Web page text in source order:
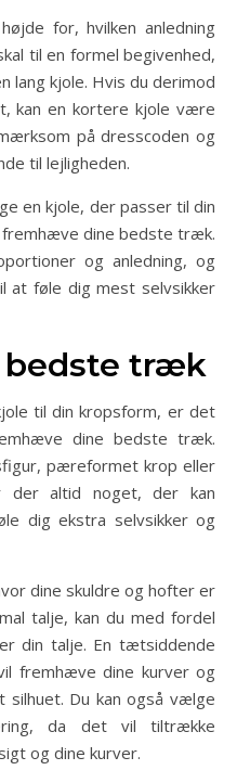
for, hvilken anledning
til en formel begivenhed,
lang kjole. Hvis du derimod
kan en kortere kjole være
på dresscoden og
til lejligheden.
en kjole, der passer til din
dine bedste træk.
og anledning, og
føle dig mest selvsikker
bedste træk
til din kropsform, er det
dine bedste træk.
pæreformet krop eller
der altid noget, der kan
dig ekstra selvsikker og
dine skuldre og hofter er
talje, kan du med fordel
din talje. En tætsiddende
fremhæve dine kurver og
silhuet. Du kan også vælge
da det vil tiltrække
og dine kurver.